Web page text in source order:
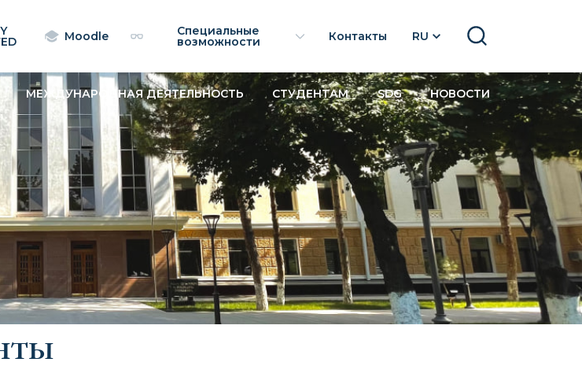
Moodle Специальные
возможности Контакты RU SEARCH
МЕЖДУНАРОДНАЯ ДЕЯТЕЛЬНОСТЬ СТУДЕНТАМ SDG НОВОСТИ